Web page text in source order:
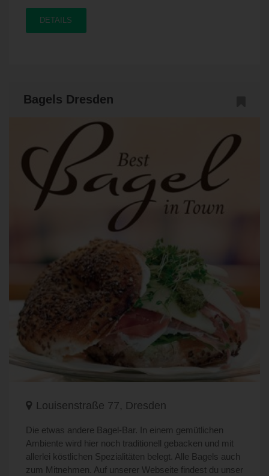
DETAILS
Bagels Dresden
Louisenstraße 77, Dresden
Die etwas andere Bagel-Bar. In einem gemütlichen
Ambiente wird hier noch traditionell gebacken und mit
allerlei köstlichen Spezialitäten belegt. Alle Bagels auch
zum Mitnehmen. Auf unserer Webseite findest du unser